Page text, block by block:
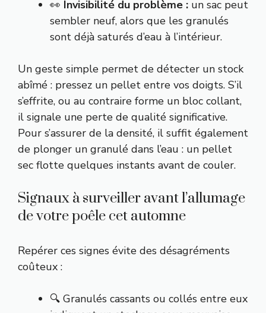
👀 Invisibilité du problème : un sac peut
sembler neuf, alors que les granulés
sont déjà saturés d’eau à l’intérieur.
Un geste simple permet de détecter un stock
abîmé : pressez un pellet entre vos doigts. S’il
s’effrite, ou au contraire forme un bloc collant,
il signale une perte de qualité significative.
Pour s’assurer de la densité, il suffit également
de plonger un granulé dans l’eau : un pellet
sec flotte quelques instants avant de couler.
Signaux à surveiller avant l’allumage
de votre poêle cet automne
Repérer ces signes évite des désagréments
coûteux :
🔍 Granulés cassants ou collés entre eux